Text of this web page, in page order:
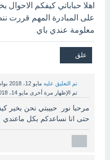
اهلا حباباتي كيفكم
على المبادرة المهم قررت
معلومة عندي باي
تم التعليق عليه مايو 12، 2018
تم الإظهار مرة أخرى مايو 14، 2018
مرحبا نور حبيبتي نحن بخير
حتى انا نساعدكم بكل ماعندي